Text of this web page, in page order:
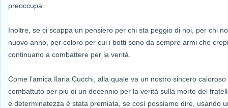
preoccupa.
Inoltre, se ci scappa un pensiero per chi sta peggio di noi, per chi
nuovo anno, per coloro per cui i botti sono da sempre armi che
continuano a combattere per la verità.
Come l’amica Ilaria Cucchi, alla quale va un nostro sincero
combattuto per più di un decennio per la verità sulla morte del
e determinatezza è stata premiata, se così possiamo dire, usando